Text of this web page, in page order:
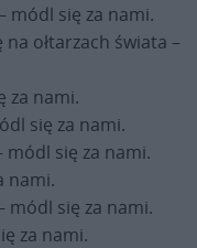
módl się za nami.
ołtarzach świata –
za nami.
się za nami.
módl się za nami.
nami.
módl się za nami.
za nami.